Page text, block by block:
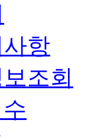
항
조회